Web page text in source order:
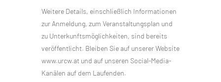
Weitere Details, einschließlich Informationen
zur Anmeldung, zum Veranstaltungsplan und
zu Unterkunftsmöglichkeiten, sind bereits
veröffentlicht. Bleiben Sie auf unserer Website
www.urcw.at und auf unseren Social-Media-
Kanälen auf dem Laufenden.